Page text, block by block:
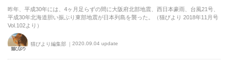
昨年、平成30年には、4ヶ月足らずの間に大阪府北部地震、西日本豪雨、台風21号、
平成30年北海道胆い振ぶり東部地震が日本列島を襲った。（猫びより 2018年11月号
Vol.102より）
猫びより編集部 2020.09.04 update